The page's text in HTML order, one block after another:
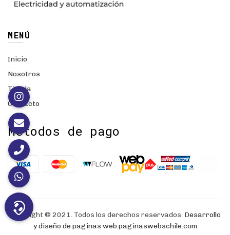
MENÚ
Inicio
Nosotros
Tienda
Contacto
Métodos de pago
Copyright © 2021. Todos los derechos reservados. Desarrollo
y diseño de paginas web paginaswebschile.com